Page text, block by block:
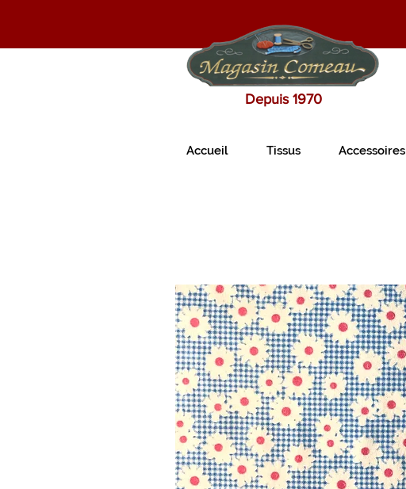
Depuis 1970
Accueil Tissus Accessoires